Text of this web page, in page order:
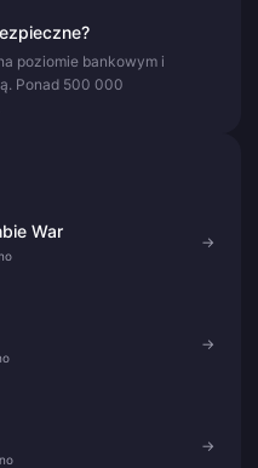
poziomie bankowym i
Ponad 500 000
War
→
→
→